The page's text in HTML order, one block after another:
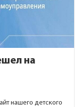
на
нашего детского